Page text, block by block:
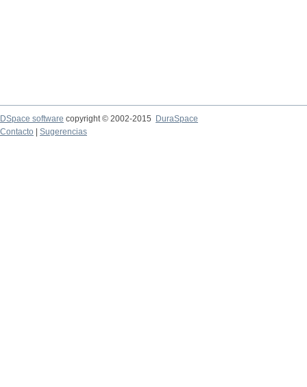
DSpace software copyright © 2002-2015
DuraSpace
Contacto
Sugerencias